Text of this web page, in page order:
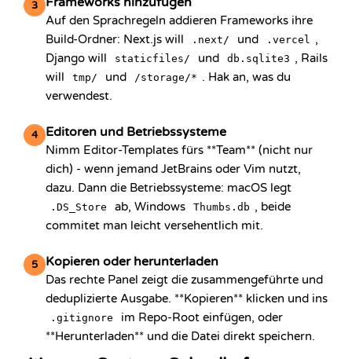
3
Auf den Sprachregeln addieren Frameworks ihre
Build-Ordner: Next.js will
.next/ und .vercel ,
Django will
staticfiles/ und db.sqlite3 , Rails
will
tmp/ und /storage/* . Hak an, was du
verwendest.
4 Editoren und Betriebssysteme
Nimm Editor-Templates fürs **Team** (nicht nur
dich) - wenn jemand JetBrains oder Vim nutzt,
dazu. Dann die Betriebssysteme: macOS legt
.DS_Store ab, Windows Thumbs.db , beide
commitet man leicht versehentlich mit.
5 Kopieren oder herunterladen
Das rechte Panel zeigt die zusammengeführte und
deduplizierte Ausgabe. **Kopieren** klicken und ins
.gitignore
im Repo-Root einfügen, oder
**Herunterladen** und die Datei direkt speichern.